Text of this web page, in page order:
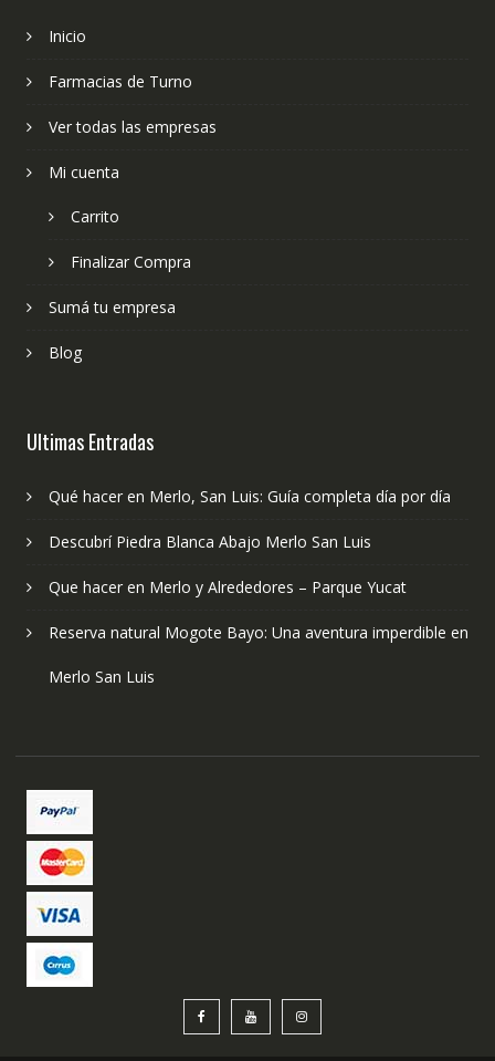
Inicio
Farmacias de Turno
Ver todas las empresas
Mi cuenta
Carrito
Finalizar Compra
Sumá tu empresa
Blog
Ultimas Entradas
Qué hacer en Merlo, San Luis: Guía completa día por día
Descubrí Piedra Blanca Abajo Merlo San Luis
Que hacer en Merlo y Alrededores – Parque Yucat
Reserva natural Mogote Bayo: Una aventura imperdible en
Merlo San Luis